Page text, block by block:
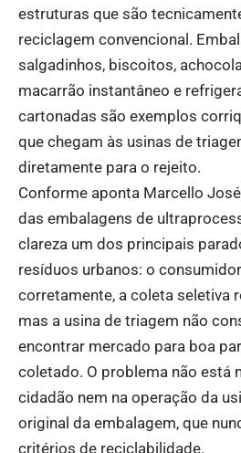
estruturas que são
reciclagem convencional.
salgadinhos, biscoitos,
macarrão instantâneo e
cartonadas são exemplos
que chegam às usinas de
diretamente para o rejeito.
Conforme aponta Marcello
das embalagens de
clareza um dos principais
resíduos urbanos: o
corretamente, a coleta seletiva
mas a usina de triagem não
encontrar mercado para boa
coletado. O problema não está
cidadão nem na operação da
original da embalagem, que
critérios de reciclabilidade.